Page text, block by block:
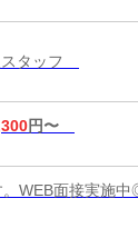
タッフ
円〜
WEB面接実施